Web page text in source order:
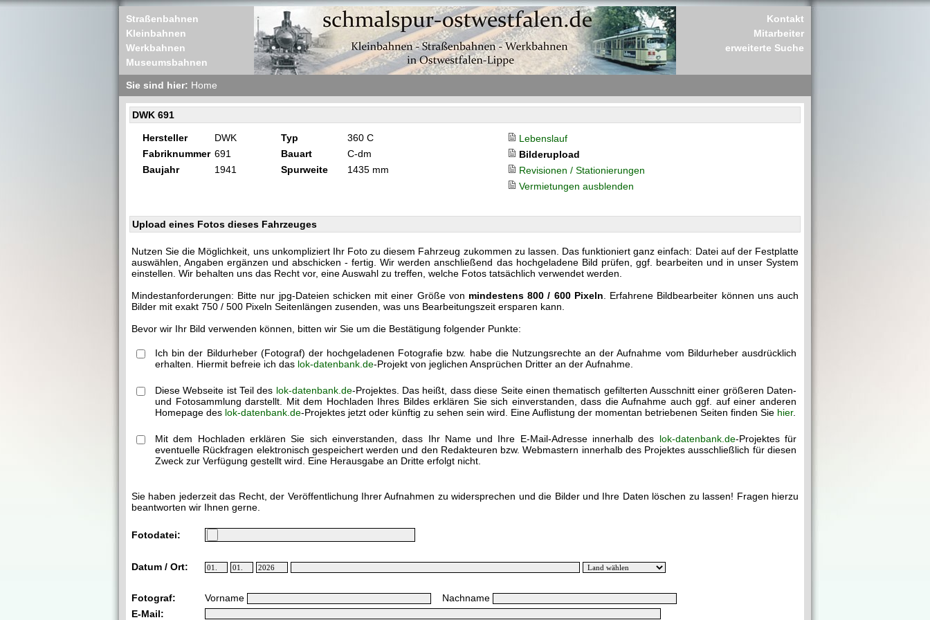
Straßenbahnen
Kleinbahnen
Werkbahnen
Museumsbahnen
Kontakt
Mitarbeiter
erweiterte Suche
Sie sind hier: Home
DWK 691
Hersteller DWK Typ 360 C
Lebenslauf
Fabriknummer 691 Bauart C-dm
Bilderupload
Baujahr
1941 Spurweite 1435 mm
Revisionen / Stationierungen
Vermietungen ausblenden
Upload eines Fotos dieses Fahrzeuges
Nutzen Sie die Möglichkeit, uns unkompliziert Ihr Foto zu diesem Fahrzeug zukommen zu lassen. Das funktioniert ganz einfach: Datei auf der Festplatte
auswählen, Angaben ergänzen und abschicken - fertig. Wir werden anschließend das hochgeladene Bild prüfen, ggf. bearbeiten und in unser System
einstellen. Wir behalten uns das Recht vor, eine Auswahl zu treffen, welche Fotos tatsächlich verwendet werden.
Mindestanforderungen: Bitte nur jpg-Dateien schicken mit einer Größe von mindestens 800 / 600 Pixeln . Erfahrene Bildbearbeiter können uns auch
Bilder mit exakt 750 / 500 Pixeln Seitenlängen zusenden, was uns Bearbeitungszeit ersparen kann.
Bevor wir Ihr Bild verwenden können, bitten wir Sie um die Bestätigung folgender Punkte:
Ich bin der Bildurheber (Fotograf) der hochgeladenen Fotografie bzw. habe die Nutzungsrechte an der Aufnahme vom Bildurheber ausdrücklich
erhalten. Hiermit befreie ich das lok-datenbank.de-Projekt von jeglichen Ansprüchen Dritter an der Aufnahme.
Diese Webseite ist Teil des lok-datenbank.de-Projektes. Das heißt, dass diese Seite einen thematisch gefilterten Ausschnitt einer größeren Daten-
und Fotosammlung darstellt. Mit dem Hochladen Ihres Bildes erklären Sie sich einverstanden, dass die Aufnahme auch ggf. auf einer anderen
Homepage des lok-datenbank.de-Projektes jetzt oder künftig zu sehen sein wird. Eine Auflistung der momentan betriebenen Seiten finden Sie hier.
Mit dem Hochladen erklären Sie sich einverstanden, dass Ihr Name und Ihre E-Mail-Adresse innerhalb des lok-datenbank.de-Projektes für
eventuelle Rückfragen elektronisch gespeichert werden und den Redakteuren bzw. Webmastern innerhalb des Projektes ausschließlich für diesen
Zweck zur Verfügung gestellt wird. Eine Herausgabe an Dritte erfolgt nicht.
Sie haben jederzeit das Recht, der Veröffentlichung Ihrer Aufnahmen zu widersprechen und die Bilder und Ihre Daten löschen zu lassen! Fragen hierzu
beantworten wir Ihnen gerne.
Fotodatei:
Datum / Ort:
Fotograf: Vorname
Nachname
E-Mail: